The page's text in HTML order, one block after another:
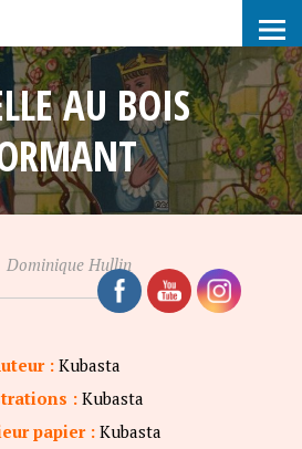
AU BOIS
Dominique Hullin
:Kubasta
: Kubasta
papier :Kubasta